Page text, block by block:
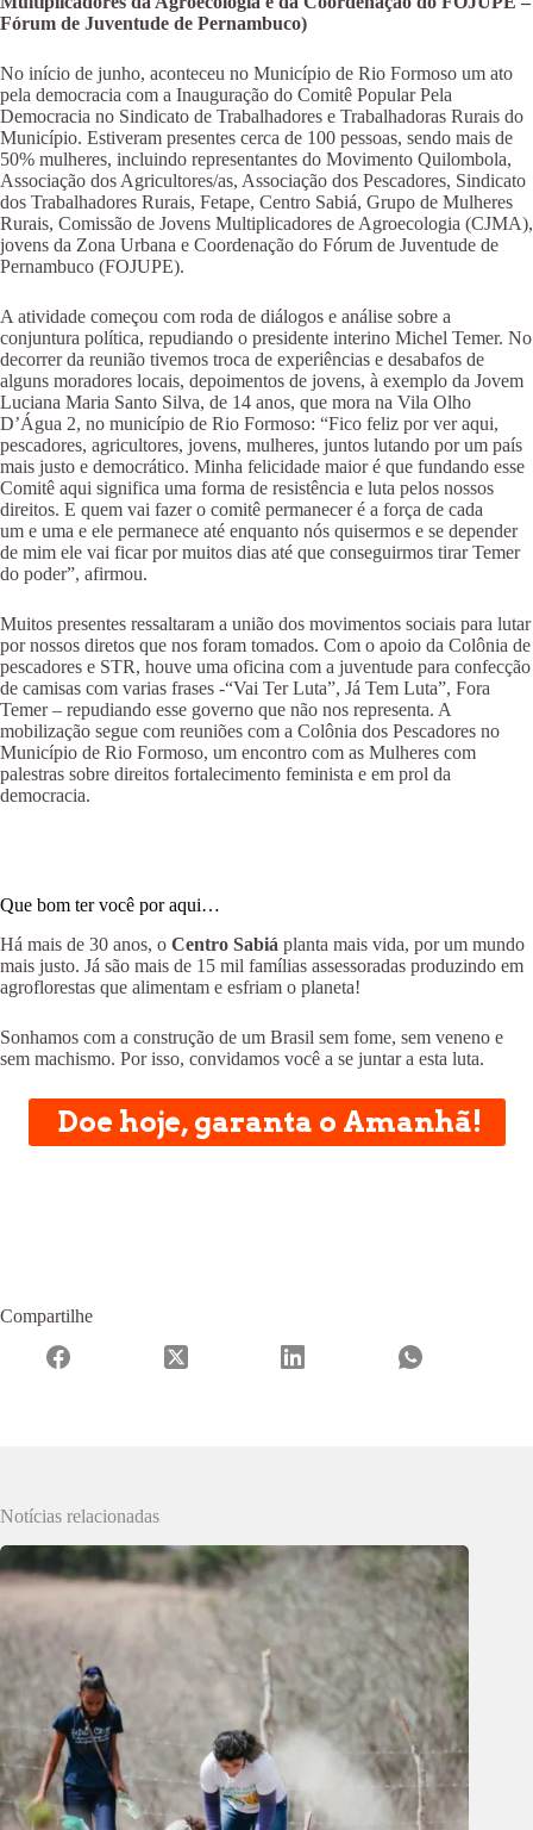
Fórum de Juventude de Pernambuco)
No início de junho, aconteceu no Município de Rio Formoso um ato
pela democracia com a Inauguração do Comitê Popular Pela
Democracia no Sindicato de Trabalhadores e Trabalhadoras Rurais do
Município. Estiveram presentes cerca de 100 pessoas, sendo mais de
50% mulheres, incluindo representantes do Movimento Quilombola,
Associação dos Agricultores/as, Associação dos Pescadores, Sindicato
dos Trabalhadores Rurais, Fetape, Centro Sabiá, Grupo de Mulheres
Rurais, Comissão de Jovens Multiplicadores de Agroecologia (CJMA),
jovens da Zona Urbana e Coordenação do Fórum de Juventude de
Pernambuco (FOJUPE).
A atividade começou com roda de diálogos e análise sobre a
conjuntura política, repudiando o presidente interino Michel Temer. No
decorrer da reunião tivemos troca de experiências e desabafos de
alguns moradores locais, depoimentos de jovens, à exemplo da Jovem
Luciana Maria Santo Silva, de 14 anos, que mora na Vila Olho
D’Água 2, no município de Rio Formoso: “Fico feliz por ver aqui,
pescadores, agricultores, jovens, mulheres, juntos lutando por um país
mais justo e democrático. Minha felicidade maior é que fundando esse
Comitê aqui significa uma forma de resistência e luta pelos nossos
direitos. E quem vai fazer o comitê permanecer é a força de cada
um e uma e ele permanece até enquanto nós quisermos e se depender
de mim ele vai ficar por muitos dias até que conseguirmos tirar Temer
do poder”, afirmou.
Muitos presentes ressaltaram a união dos movimentos sociais para lutar
por nossos diretos que nos foram tomados. Com o apoio da Colônia de
pescadores e STR, houve uma oficina com a juventude para confecção
de camisas com varias frases -“Vai Ter Luta”, Já Tem Luta”, Fora
Temer – repudiando esse governo que não nos representa. A
mobilização segue com reuniões com a Colônia dos Pescadores no
Município de Rio Formoso, um encontro com as Mulheres com
palestras sobre direitos fortalecimento feminista e em prol da
democracia.
Que bom ter você por aqui…
Há mais de 30 anos, o Centro Sabiá planta mais vida, por um mundo
mais justo. Já são mais de 15 mil famílias assessoradas produzindo em
agroflorestas que alimentam e esfriam o planeta!
Sonhamos com a construção de um Brasil sem fome, sem veneno e
sem machismo. Por isso, convidamos você a se juntar a esta luta.
Doe hoje, garanta o Amanhã!
Compartilhe
Notícias relacionadas